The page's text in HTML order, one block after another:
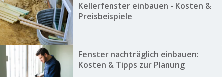
Kellerfenster einbauen - Kosten &
Preisbeispiele
Fenster nachträglich einbauen:
Kosten & Tipps zur Planung